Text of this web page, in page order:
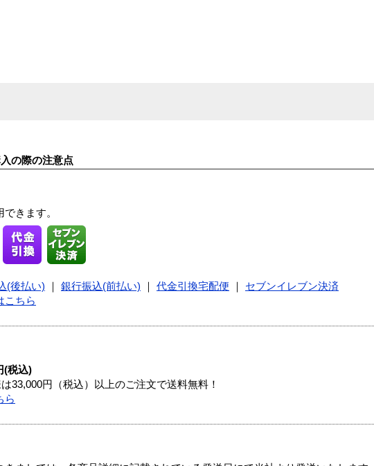
の際の注意点
きます。
(後払い) 銀行振込(前払い) 代金引換宅配便
セブンイレブン決済
こちら
(税込)
33,000円（税込）以上のご注文で送料無料！
ら